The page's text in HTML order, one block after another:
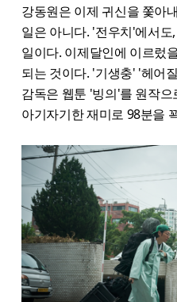
강동원은 이제 귀신을 쫓아
일은 아니다. '전우치'에서
일이다. 이제달인에 이르렀
되는 것이다. '기생충' '헤어
감독은 웹툰 '빙의'를 원작
아기자기한 재미로 98분을